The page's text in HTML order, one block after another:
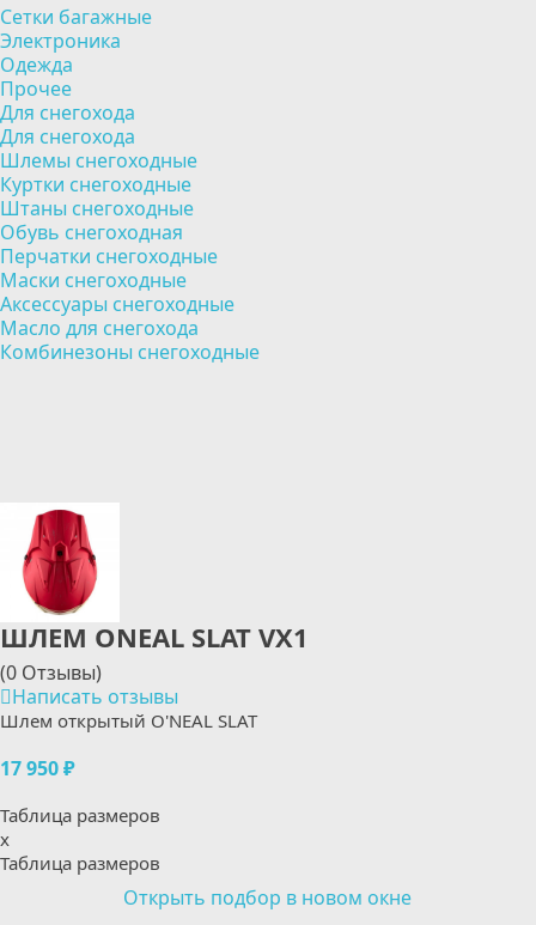
Сетки багажные
Электроника
Одежда
Прочее
Для снегохода
Для снегохода
Шлемы снегоходные
Куртки снегоходные
Штаны снегоходные
Обувь снегоходная
Перчатки снегоходные
Маски снегоходные
Аксессуары снегоходные
Масло для снегохода
Комбинезоны снегоходные
ШЛЕМ ONEAL SLAT VX1
(0 Отзывы)
Написать отзывы
Шлем открытый O'NEAL SLAT
17 950 ₽
Таблица размеров
x
Таблица размеров
Открыть подбор в новом окне